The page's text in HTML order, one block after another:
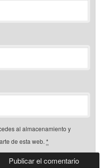
al almacenamiento y
de esta web.*